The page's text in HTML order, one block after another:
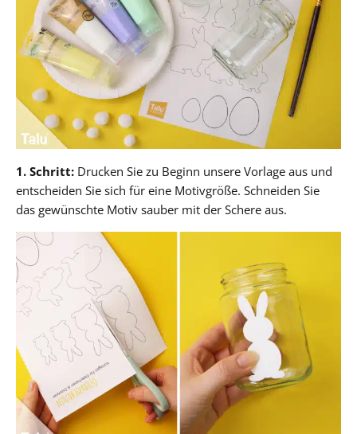
1. Schritt: Drucken Sie zu Beginn unsere Vorlage aus und
entscheiden Sie sich für eine Motivgröße. Schneiden Sie
das gewünschte Motiv sauber mit der Schere aus.